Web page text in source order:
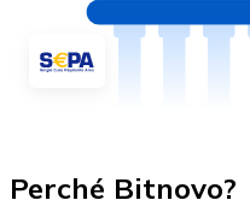
Perché Bitnovo?